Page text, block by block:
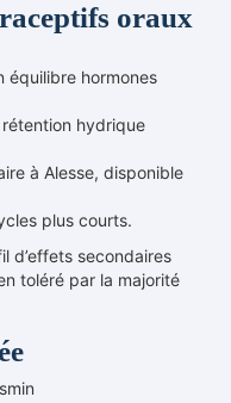
oraux
équilibre hormones
hydrique
à Alesse, disponible
plus courts.
d’effets secondaires
toléré par la majorité